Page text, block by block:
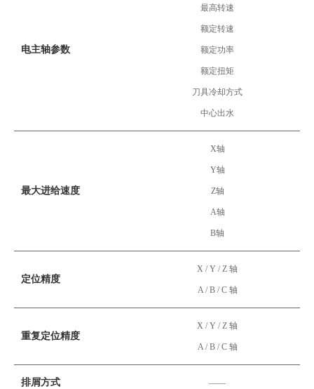
电主轴参数
最高转速
额定转速
额定功率
额定扭矩
刀具冷却方式
中心出水
最大进给速度
X轴
Y轴
Z轴
A轴
B轴
定位精度
X / Y / Z 轴
A / B / C 轴
重复定位精度
X / Y / Z 轴
A / B / C 轴
排屑方式 ——